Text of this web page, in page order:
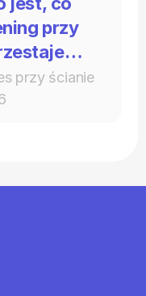
przy
przy ścianie